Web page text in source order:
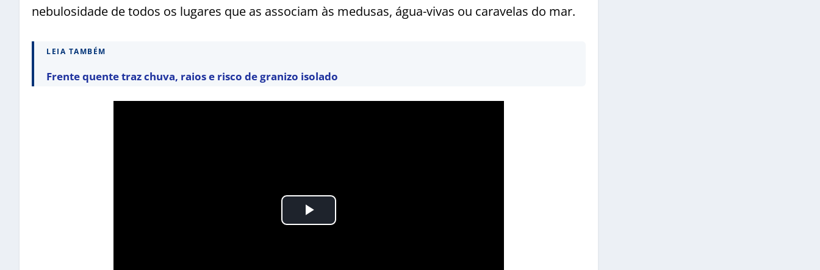
nebulosidade de todos os lugares que as associam às medusas, água-vivas ou caravelas do mar.
LEIA TAMBÉM
Frente quente traz chuva, raios e risco de granizo isolado